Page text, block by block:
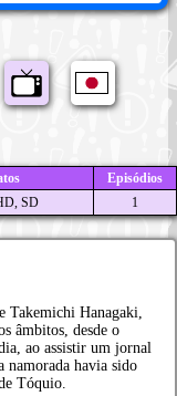
Episódios
SD 1
Takemichi Hanagaki,
âmbitos, desde o
ao assistir um jornal
namorada havia sido
Tóquio.